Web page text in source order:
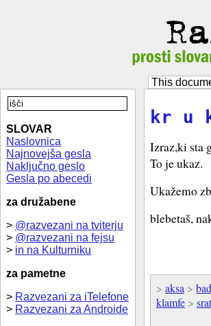
This
SLOVAR
Naslovnica
Najnovejša gesla
Naključno geslo
Gesla po abecedi
za družabene
> @razvezani na tviterju
> @razvezani na fejsu
> in na Kulturniku
za pametne
> Razvezani za iTelefone
> Razvezani za Androide
kr u
Izraz,ki sta
To je ukaz.
Ukažemo
blebetaš,
> aksa >
klamfe >